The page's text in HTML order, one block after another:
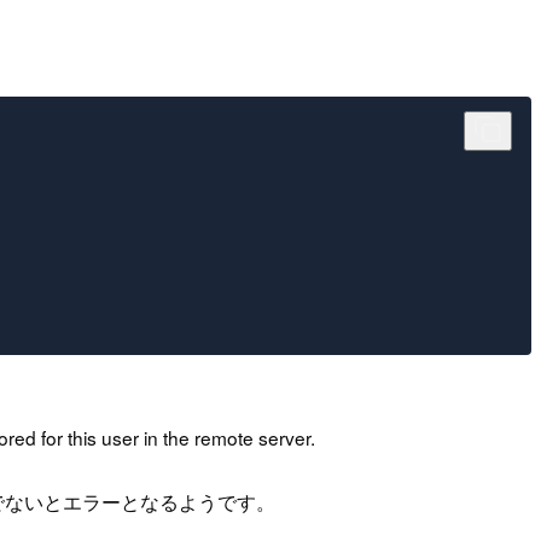
for this user in the remote server.
いとエラーとなるようです。